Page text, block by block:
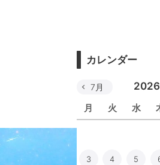
カレンダー
月 火 水
7月
3 4 5